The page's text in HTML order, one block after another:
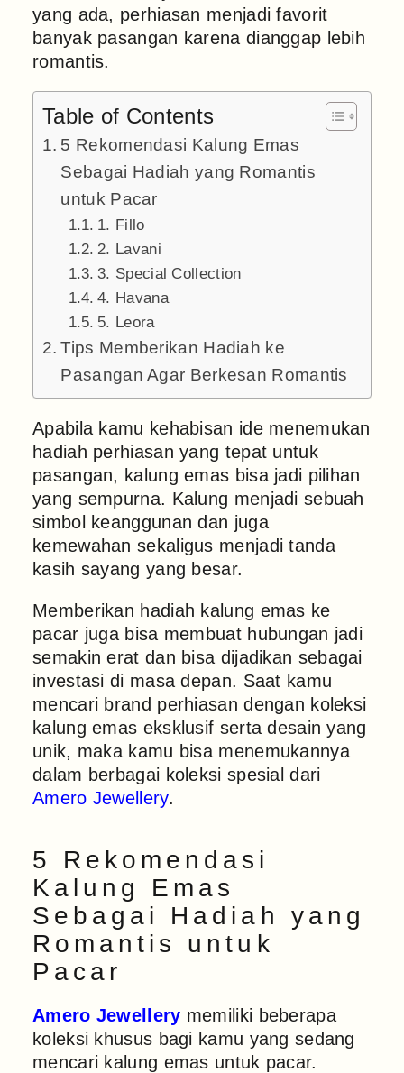
yang ada, perhiasan menjadi favorit
banyak pasangan karena dianggap lebih
romantis.
Table of Contents
5 Rekomendasi Kalung Emas
Sebagai Hadiah yang Romantis
untuk Pacar
1. Fillo
2. Lavani
3. Special Collection
4. Havana
5. Leora
Tips Memberikan Hadiah ke
Pasangan Agar Berkesan Romantis
Apabila kamu kehabisan ide menemukan
hadiah perhiasan yang tepat untuk
pasangan, kalung emas bisa jadi pilihan
yang sempurna. Kalung menjadi sebuah
simbol keanggunan dan juga
kemewahan sekaligus menjadi tanda
kasih sayang yang besar.
Memberikan hadiah kalung emas ke
pacar juga bisa membuat hubungan jadi
semakin erat dan bisa dijadikan sebagai
investasi di masa depan. Saat kamu
mencari brand perhiasan dengan koleksi
kalung emas eksklusif serta desain yang
unik, maka kamu bisa menemukannya
dalam berbagai koleksi spesial dari
Amero Jewellery.
5 Rekomendasi
Kalung Emas
Sebagai Hadiah yang
Romantis untuk
Pacar
Amero Jewellery memiliki beberapa
koleksi khusus bagi kamu yang sedang
mencari kalung emas untuk pacar.